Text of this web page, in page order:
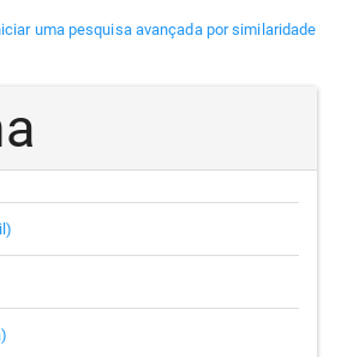
uma pesquisa avançada por similaridade